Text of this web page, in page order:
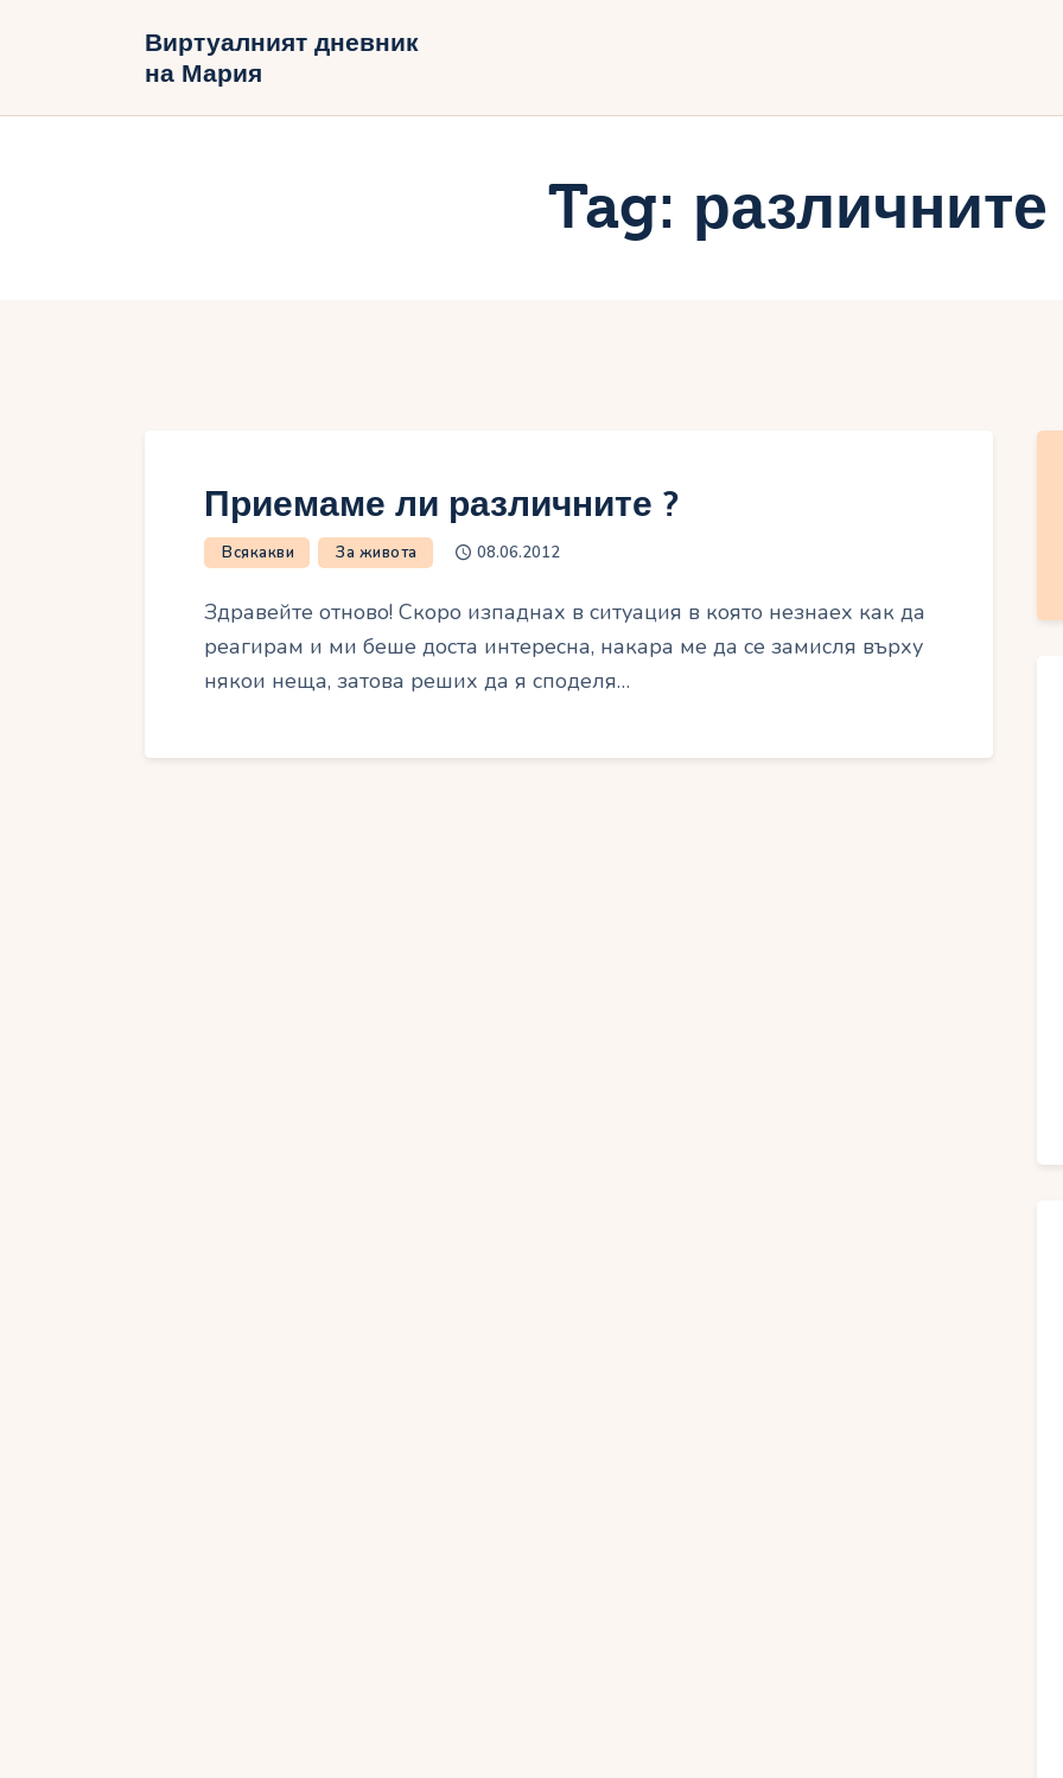
Виртуалният дневник
на Мария
Tag: различните
Виртуалният дневник на
Приемаме ли различните ?
Всякакви За живота 08.06.2012
Здравейте отново! Скоро изпаднах в ситуация в която незнаех как да
реагирам и ми беше доста интересна, накара ме да се замисля върху
някои неща, затова реших да я споделя…